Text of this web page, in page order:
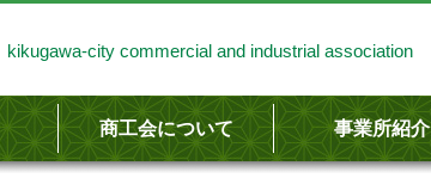
kikugawa-city commercial and industrial association
商工会について 事業所紹介